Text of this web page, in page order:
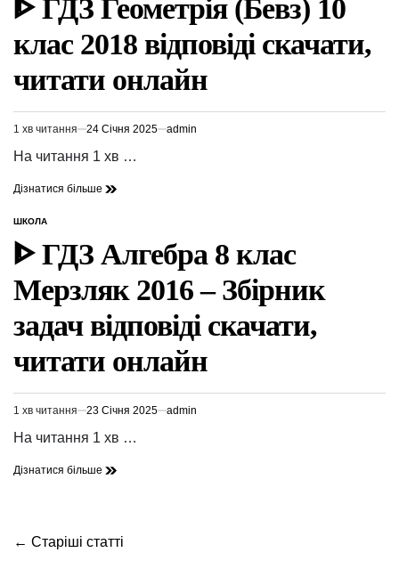
ᐈ ГДЗ Геометрія (Бевз) 10
клас 2018 відповіді скачати,
читати онлайн
Орієнтовний
час
1 хв читання 24 Січня 2025 admin
На читання 1 хв …
Дізнатися більше
ОПУБЛІКУВАТИ
У
ШКОЛА
ᐈ ГДЗ Алгебра 8 клас
Мерзляк 2016 – Збірник
задач відповіді скачати,
читати онлайн
Орієнтовний
час
1 хв читання 23 Січня 2025 admin
На читання 1 хв …
Дізнатися більше
Навігація
← Старіші статті